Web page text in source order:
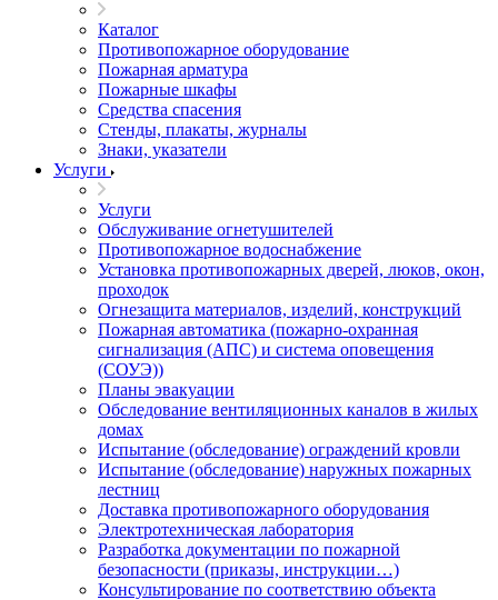
Каталог
Противопожарное оборудование
Пожарная арматура
Пожарные шкафы
Средства спасения
Стенды, плакаты, журналы
Знаки, указатели
Услуги
Услуги
Обслуживание огнетушителей
Противопожарное водоснабжение
Установка противопожарных дверей, люков, окон,
проходок
Огнезащита материалов, изделий, конструкций
Пожарная автоматика (пожарно-охранная
сигнализация (АПС) и система оповещения
(СОУЭ))
Планы эвакуации
Обследование вентиляционных каналов в жилых
домах
Испытание (обследование) ограждений кровли
Испытание (обследование) наружных пожарных
лестниц
Доставка противопожарного оборудования
Электротехническая лаборатория
Разработка документации по пожарной
безопасности (приказы, инструкции…)
Консультирование по соответствию объекта